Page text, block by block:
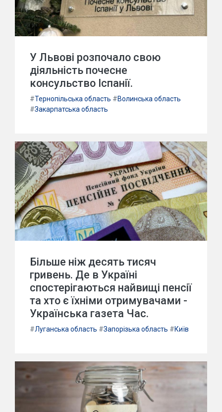
У Львові розпочало свою
діяльність почесне
консульство Іспанії.
#Тернопільська область #Волинська область
#Закарпатська область
Більше ніж десять тисяч
гривень. Де в Україні
спостерігаються найвищі пенсії
та хто є їхніми отримувачами -
Українська газета Час.
#Луганська область #Запорізька область #Київ